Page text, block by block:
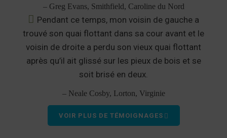
– Greg Evans, Smithfield, Caroline du Nord
Pendant ce temps, mon voisin de gauche a
trouvé son quai flottant dans sa cour avant et le
voisin de droite a perdu son vieux quai flottant
après qu’il ait glissé sur les pieux de bois et se
soit brisé en deux.
– Neale Cosby, Lorton, Virginie
VOIR PLUS DE TÉMOIGNAGES